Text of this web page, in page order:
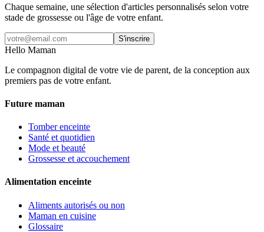
Chaque semaine, une sélection d'articles personnalisés selon votre
stade de grossesse ou l'âge de votre enfant.
S'inscrire
Hello Maman
Le compagnon digital de votre vie de parent, de la conception aux
premiers pas de votre enfant.
Future maman
Tomber enceinte
Santé et quotidien
Mode et beauté
Grossesse et accouchement
Alimentation enceinte
Aliments autorisés ou non
Maman en cuisine
Glossaire